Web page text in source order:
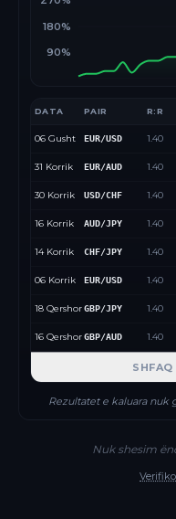
90%
180%
DATA PAIR R:R
06 Gusht EUR/USD 1.40
31 Korrik EUR/AUD 1.40
30 Korrik USD/CHF 1.40
16 Korrik AUD/JPY 1.40
14 Korrik CHF/JPY 1.40
06 Korrik EUR/USD 1.40
18 QershorGBP/JPY 1.40
16 QershorGBP/AUD 1.40
Rezultatet e kaluara nuk
Nuk shesim